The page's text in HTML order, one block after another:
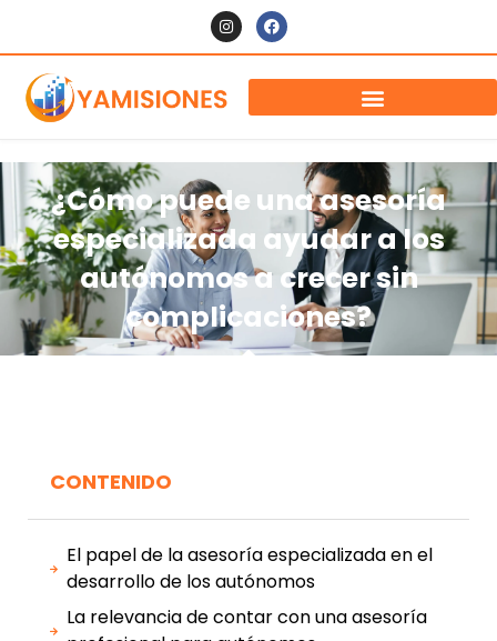
¿Cómo puede una asesoría
especializada ayudar a los
autónomos a crecer sin
complicaciones?
CONTENIDO
El papel de la asesoría especializada en el
desarrollo de los autónomos
La relevancia de contar con una asesoría